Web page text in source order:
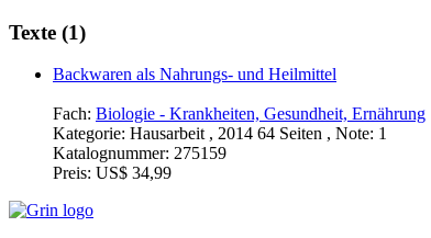
Texte (1)
Backwaren als Nahrungs- und Heilmittel
Fach: Biologie - Krankheiten, Gesundheit, Ernährung
Kategorie: Hausarbeit , 2014 64 Seiten , Note: 1
Katalognummer: 275159
Preis: US$ 34,99